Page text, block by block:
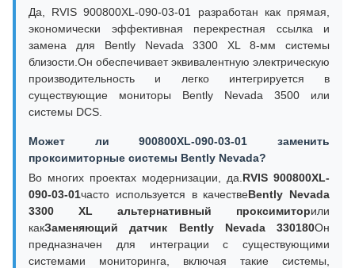
Да, RVIS 900800XL-090-03-01 разработан как прямая,
экономически эффективная перекрестная ссылка и
замена для Bently Nevada 3300 XL 8-мм системы
близости.Он обеспечивает эквивалентную электрическую
производительность и легко интегрируется в
существующие мониторы Bently Nevada 3500 или
системы DCS.
Может ли 900800XL-090-03-01 заменить
проксимиторные системы Bently Nevada?
Во многих проектах модернизации, да. RVIS 900800XL-
090-03-01часто используется в качествеBently Nevada
3300 XL альтернативный проксимиторили
какЗаменяющий датчик Bently Nevada 330180Он
предназначен для интеграции с существующими
системами мониторинга, включая такие системы,